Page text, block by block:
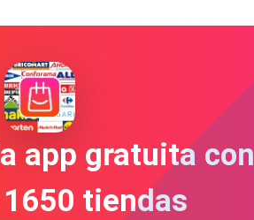
app gratuita con
tiendas